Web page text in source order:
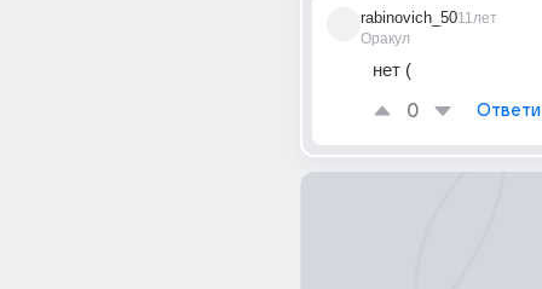
rabinovich_50
Оракул
11лет
нет (
0